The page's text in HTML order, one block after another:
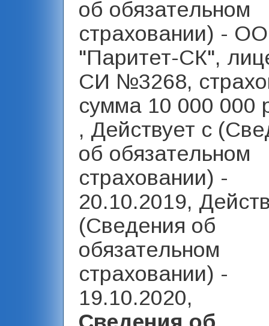
об обязательном
страховании) -
"Паритет-СК",
СИ №3268,
сумма 10 000 000
, Действует с
об обязательном
страховании) -
20.10.2019,
(Сведения об
обязательном
страховании) -
19.10.2020,